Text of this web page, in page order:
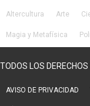
Altercultura Arte
Magia y Metafísica
TODOS LOS
AVISO DE PRIVACIDAD